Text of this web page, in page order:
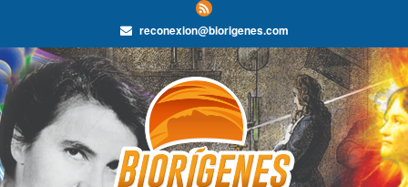
reconexion@biorigenes.com